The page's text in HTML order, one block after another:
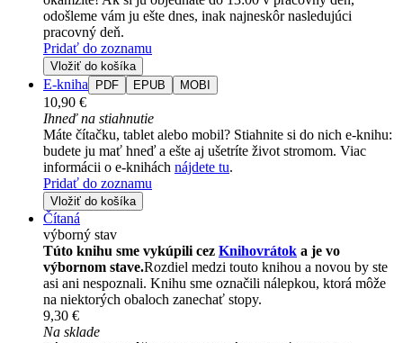
odošleme vám ju ešte dnes, inak najneskôr nasledujúci
pracovný deň.
Pridať do zoznamu
Vložiť do košíka
E-kniha PDF EPUB MOBI
10,90 €
Ihneď na stiahnutie
Máte čítačku, tablet alebo mobil? Stiahnite si do nich e-knihu:
budete ju mať hneď a ešte aj ušetríte život stromom. Viac
informácii o e-knihách nájdete tu.
Pridať do zoznamu
Vložiť do košíka
Čítaná
výborný stav
Túto knihu sme vykúpili cez Knihovrátok a je vo
výbornom stave.Rozdiel medzi touto knihou a novou by ste
asi ani nespoznali. Knihu sme označili nálepkou, ktorá môže
na niektorých obaloch zanechať stopy.
9,30 €
Na sklade